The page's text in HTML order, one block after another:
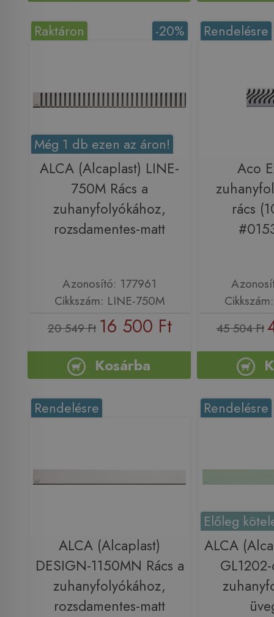
-20%
Raktáron
Még 1 db ezen az áron!
ALCA (Alcaplast) LINE-
750M Rács a
zuhanyfolyókához,
rozsdamentes-matt
Azonosító: 177961
Cikkszám: LINE-750M
20 549 Ft 16 500 Ft
Kosárba
Rendelésre
Aco
rács
45 504 Ft
Rendelésre
ALCA (Alcaplast)
DESIGN-1150MN Rács a
zuhanyfolyókához,
rozsdamentes-matt
Rendelésre
Előleg
ALCA